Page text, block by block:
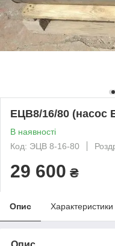
ЕЦВ8/16/80 (насос
В наявності
Код: ЭЦВ 8-16-80
29 600 ₴
Опис Характеристики